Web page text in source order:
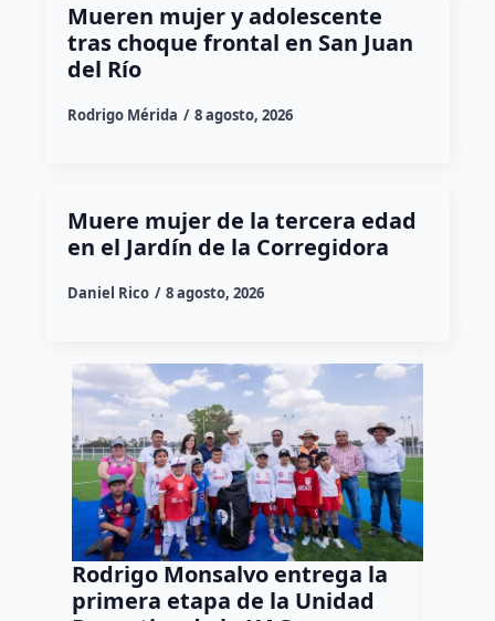
Mueren mujer y adolescente
tras choque frontal en San Juan
del Río
Rodrigo Mérida 8 agosto, 2026
Muere mujer de la tercera edad
en el Jardín de la Corregidora
Daniel Rico 8 agosto, 2026
Rodrigo Monsalvo entrega la
primera etapa de la Unidad